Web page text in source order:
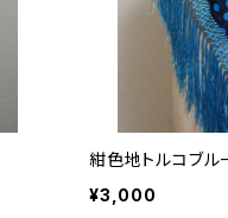
紺色地トルコブル
¥3,000